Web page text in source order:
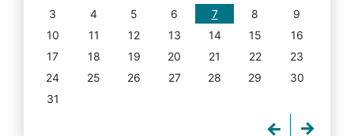
3
4 5 6 7 8
9
10
11 12 13 14 15
16
17
18 19 20 21 22
23
24
25 26 27 28 29
30
31